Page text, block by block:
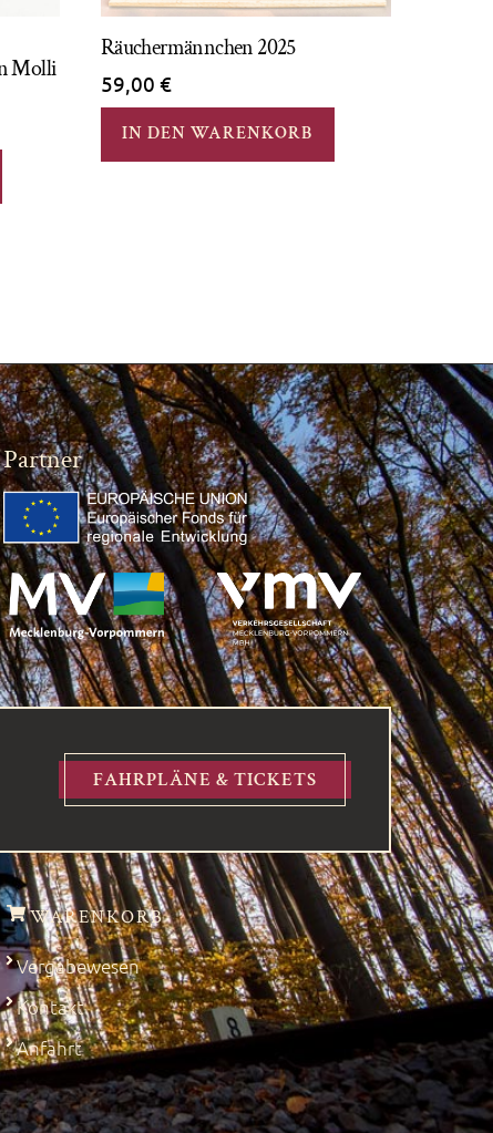
Molli
Räuchermännchen 2025
59,00 €
IN DEN WARENKORB
Partner
FAHRPLÄNE & TICKETS
WARENKORB
Vergabewesen
Kontakt
Anfahrt